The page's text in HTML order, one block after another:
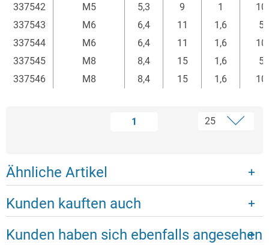
337542
M5 5,3 9 1
337543
M6 6,4 11 1,6
50
337544
M6 6,4 11 1,6
337545
M8 8,4 15 1,6
50
337546
M8 8,4 15 1,6
1
Ähnliche Artikel
Kunden kauften auch
Kunden haben sich ebenfalls angesehen